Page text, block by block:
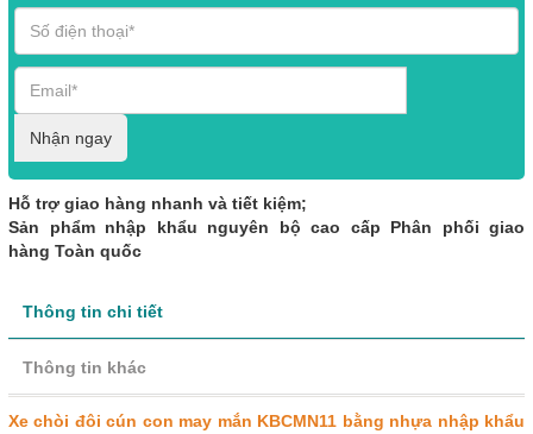
Nhận ngay
Hỗ trợ giao hàng nhanh và tiết kiệm;
Sản phẩm nhập khẩu nguyên bộ cao cấp Phân phối giao
hàng Toàn quốc
Thông tin chi tiết
Thông tin khác
Xe chòi đôi cún con may mắn KBCMN11 bằng nhựa nhập khẩu